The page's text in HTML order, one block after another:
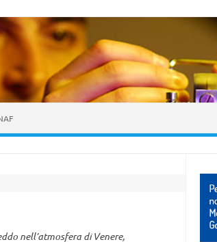
nell’atmosfera di Venere,